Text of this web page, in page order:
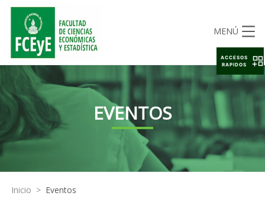
MENÚ
EVENTOS
Inicio > Eventos
ACCESOS
RAPIDOS